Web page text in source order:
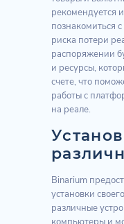
рекомендуется
познакомиться
риска потери
распоряжении
и ресурсы,
счете, что
работы с
на реале.
Binarium
установки
различные